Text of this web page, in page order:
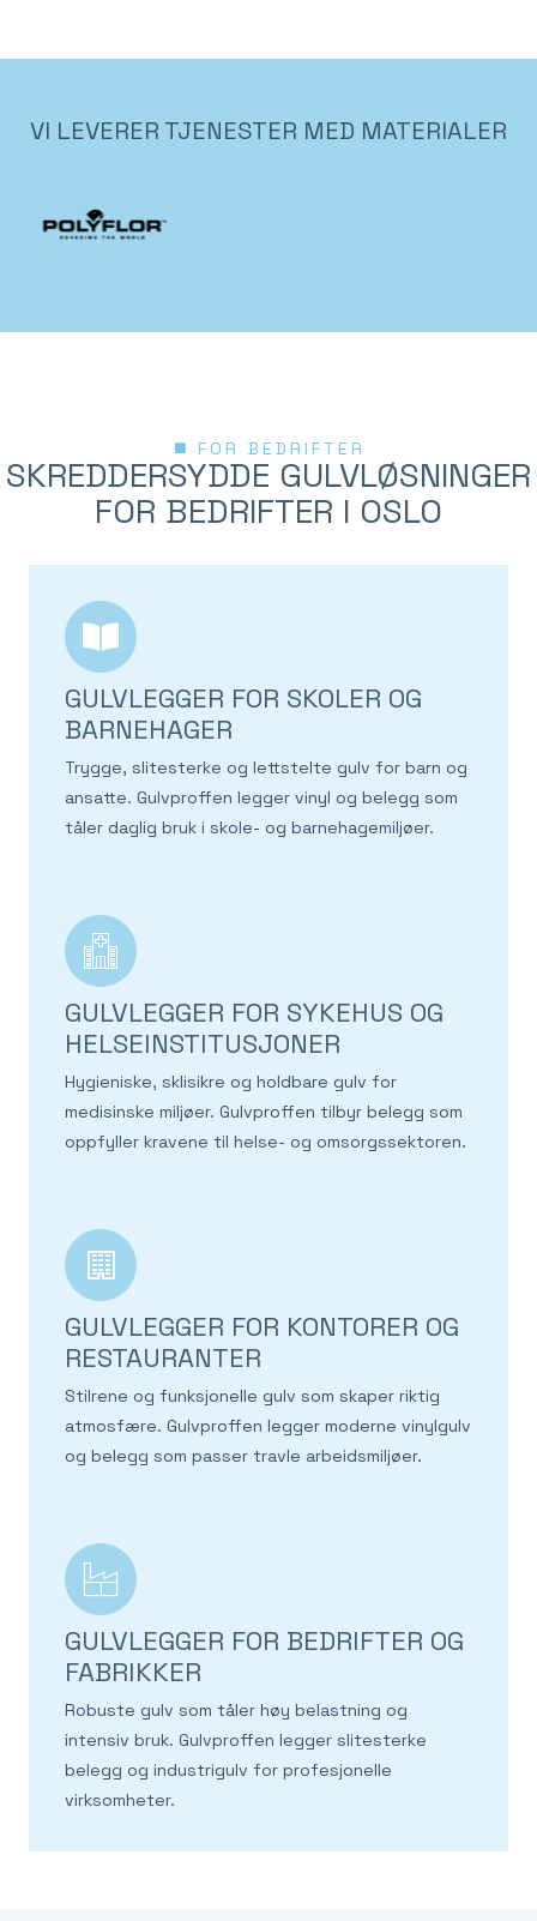
VI LEVERER TJENESTER MED MATERIALER
FOR BEDRIFTER
SKREDDERSYDDE GULVLØSNINGER
FOR BEDRIFTER I OSLO
GULVLEGGER FOR SKOLER OG
BARNEHAGER
Trygge, slitesterke og lettstelte gulv for barn og
ansatte. Gulvproffen legger vinyl og belegg som
tåler daglig bruk i skole- og barnehagemiljøer.
GULVLEGGER FOR SYKEHUS OG
HELSEINSTITUSJONER
Hygieniske, sklisikre og holdbare gulv for
medisinske miljøer. Gulvproffen tilbyr belegg som
oppfyller kravene til helse- og omsorgssektoren.
GULVLEGGER FOR KONTORER OG
RESTAURANTER
Stilrene og funksjonelle gulv som skaper riktig
atmosfære. Gulvproffen legger moderne vinylgulv
og belegg som passer travle arbeidsmiljøer.
GULVLEGGER FOR BEDRIFTER OG
FABRIKKER
Robuste gulv som tåler høy belastning og
intensiv bruk. Gulvproffen legger slitesterke
belegg og industrigulv for profesjonelle
virksomheter.